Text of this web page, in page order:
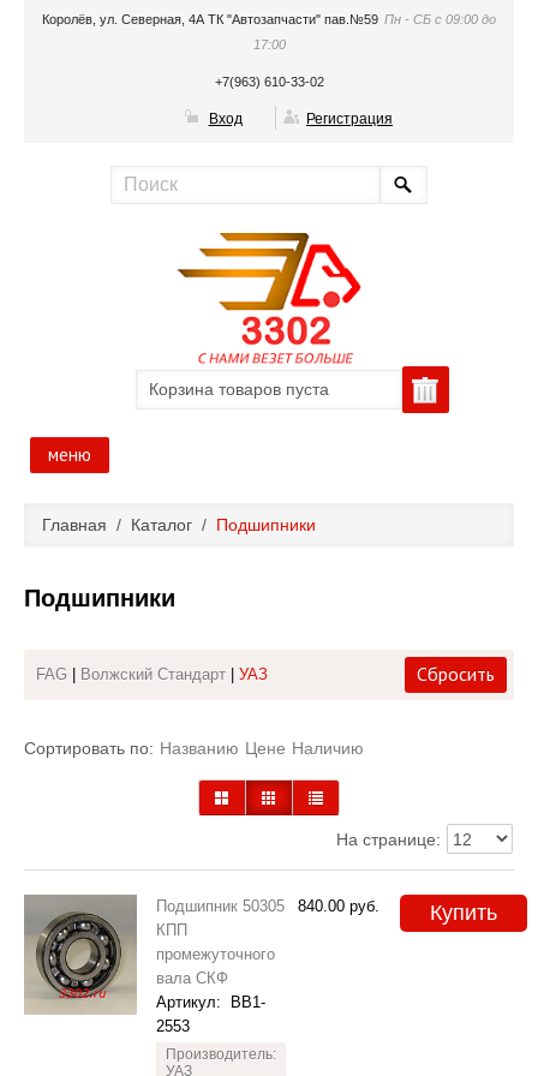
Королёв, ул. Северная, 4А ТК "Автозапчасти" пав.№59 Пн - СБ с 09:00 до
17:00
+7(963) 610-33-02
Вход Регистрация
Корзина товаров пуста
меню
Покупка и оплата
Контакты
Главная / Каталог / Подшипники
Подшипники
FAG Волжский Стандарт УАЗ Сбросить
Сортировать по: Названию Цене Наличию
На странице:
Подшипник 50305
КПП
промежуточного
вала СКФ
Артикул:
BB1-
2553
Производитель:
УАЗ
840.00 руб. Купить